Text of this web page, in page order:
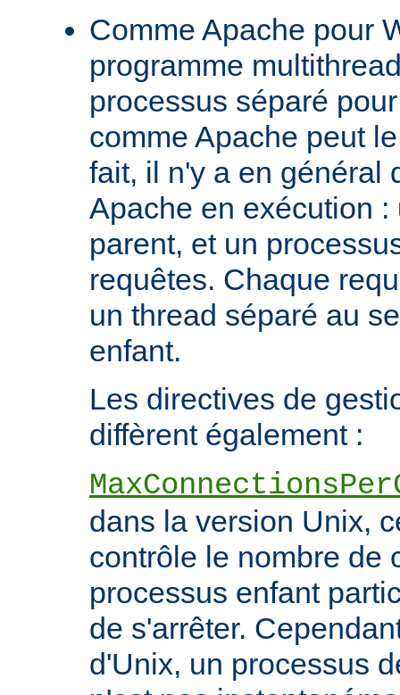
Comme Apache pour
programme
processus séparé
comme Apache peut
fait, il n'y a en général
Apache en exécution :
parent, et un
requêtes. Chaque
un thread séparé au
enfant.
Les directives de
diffèrent également :
dans la version Unix,
contrôle le nombre de
processus enfant
de s'arrêter.
d'Unix, un processus